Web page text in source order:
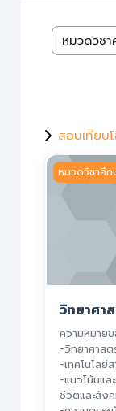
หมวดหมู่รา
สอบเทียบ
วิทยาศาสต
หมวดวิชาศึก
วิทยาศา
ความหมาย
-วิทยาศาสต
-เทคโนโลยี
-แนวโน้มแล
ชีวิตและสัง